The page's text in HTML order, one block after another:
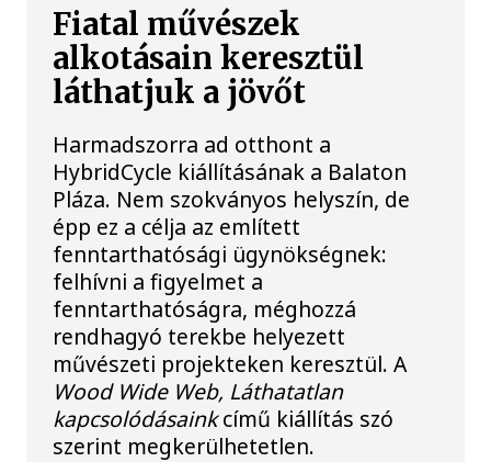
Fiatal művészek
alkotásain keresztül
láthatjuk a jövőt
Harmadszorra ad otthont a
HybridCycle kiállításának a Balaton
Pláza. Nem szokványos helyszín, de
épp ez a célja az említett
fenntarthatósági ügynökségnek:
felhívni a figyelmet a
fenntarthatóságra, méghozzá
rendhagyó terekbe helyezett
művészeti projekteken keresztül. A
Wood Wide Web, Láthatatlan
kapcsolódásainkcímű kiállítás szó
szerint megkerülhetetlen.